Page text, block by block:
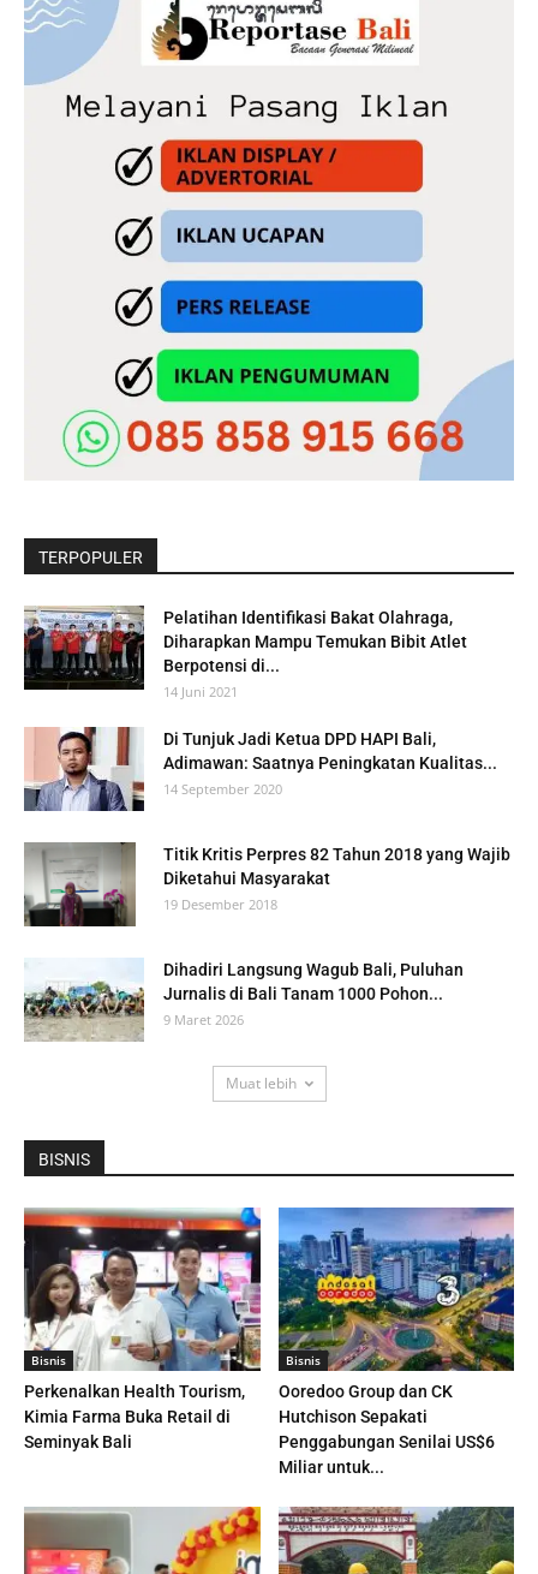
TERPOPULER
Pelatihan Identifikasi Bakat Olahraga,
Diharapkan Mampu Temukan Bibit Atlet
Berpotensi di...
14 Juni 2021
Di Tunjuk Jadi Ketua DPD HAPI Bali,
Adimawan: Saatnya Peningkatan Kualitas...
14 September 2020
Titik Kritis Perpres 82 Tahun 2018 yang Wajib
Diketahui Masyarakat
19 Desember 2018
Dihadiri Langsung Wagub Bali, Puluhan
Jurnalis di Bali Tanam 1000 Pohon...
9 Maret 2026
Muat lebih
BISNIS
Bisnis
Perkenalkan Health Tourism,
Kimia Farma Buka Retail di
Seminyak Bali
Bisnis
Ooredoo Group dan CK
Hutchison Sepakati
Penggabungan Senilai US$6
Miliar untuk...